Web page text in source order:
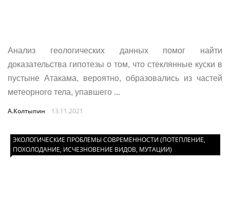
Анализ геологических данных помог найти
доказательства гипотезы о том, что стеклянные куски в
пустыне Атакама, вероятно, образовались из частей
метеорного тела, упавшего ...
А.Колтыпин 13.11.2021
ЭКОЛОГИЧЕСКИЕ ПРОБЛЕМЫ СОВРЕМЕННОСТИ (ПОТЕПЛЕНИЕ,
ПОХОЛОДАНИЕ, ИСЧЕЗНОВЕНИЕ ВИДОВ, МУТАЦИИ)